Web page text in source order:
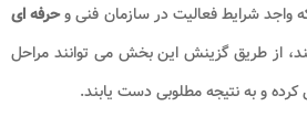
واجد شرایط فعالیت در سازمان فنی وحرفه ای
از طریق گزینش این بخش می توانند مراحل
و به نتیجه مطلوبی دست یابند.